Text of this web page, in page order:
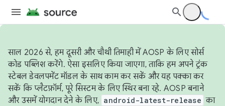
साल 2026 से, हम दूसरी और चौथी तिमाही में AOSP के लिए सोर्स
कोड पब्लिश करेंगे. ऐसा इसलिए किया जाएगा, ताकि हम अपने ट्रंक
स्टेबल डेवलपमेंट मॉडल के साथ काम कर सकें और यह पक्का कर
सकें कि प्लैटफ़ॉर्म, पूरे सिस्टम के लिए स्थिर बना रहे. AOSP बनाने
और उसमें योगदान देने के लिए, android-latest-release का